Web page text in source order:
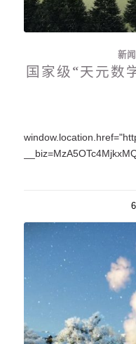
新
国家级“天元数